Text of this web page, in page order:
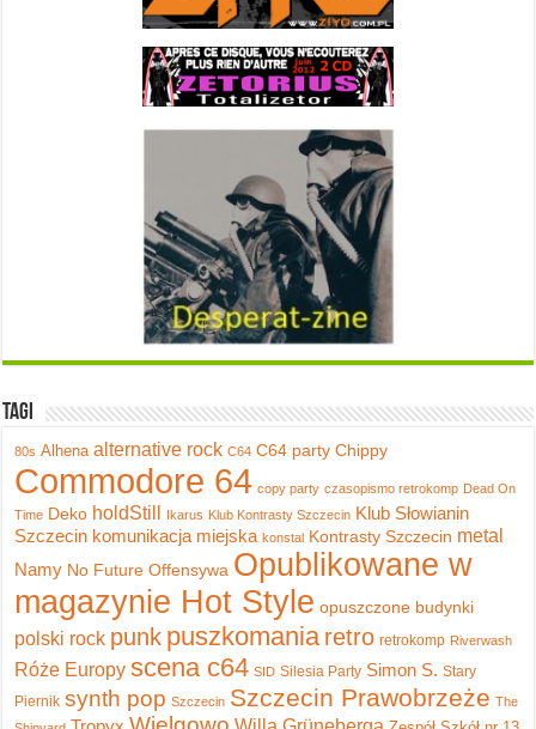
Tagi
80s Alhena alternative rock C64 C64 party Chippy
Commodore 64 copy party czasopismo retrokomp Dead On
Time Deko holdStill Ikarus Klub Kontrasty Szczecin Klub Słowianin
Szczecin komunikacja miejska konstal Kontrasty Szczecin metal
Namy No Future Offensywa Opublikowane w
magazynie Hot Style opuszczone budynki
polski rock punk puszkomania retro retrokomp Riverwash
Róże Europy scena c64 SID Silesia Party Simon S. Stary
Piernik synth pop Szczecin Szczecin Prawobrzeże The